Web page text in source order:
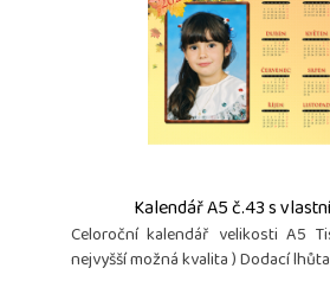
Kalendář A5 č.43 s
Celoroční kalendář velikosti A5
nejvyšší možná kvalita ) Dodací